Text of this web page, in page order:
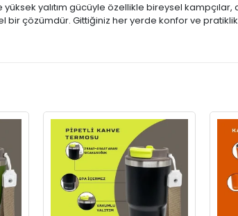
yüksek yalıtım gücüyle özellikle bireysel
bir çözümdür. Gittiğiniz her yerde konfor ve